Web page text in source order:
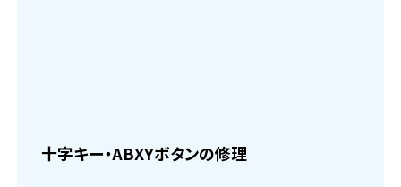
十字キー・ABXYボタンの修理